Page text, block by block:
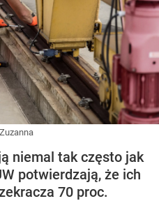
niemal tak często jak
potwierdzają, że ich
70 proc.